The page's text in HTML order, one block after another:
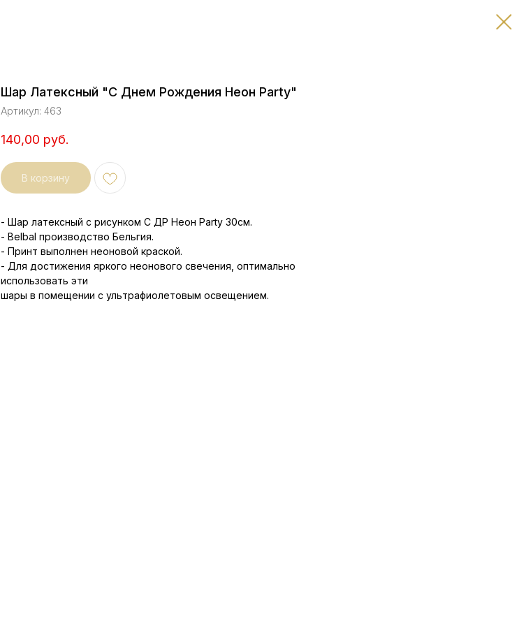
Шар Латексный "С Днем Рождения Неон Party"
Артикул: 463
140,00 руб.
В корзину
- Шар латексный с рисунком С ДР Неон Party 30см.
- Belbal производство Бельгия.
- Принт выполнен неоновой краской.
- Для достижения яркого неонового свечения, оптимально
использовать эти
шары в помещении с ультрафиолетовым освещением.